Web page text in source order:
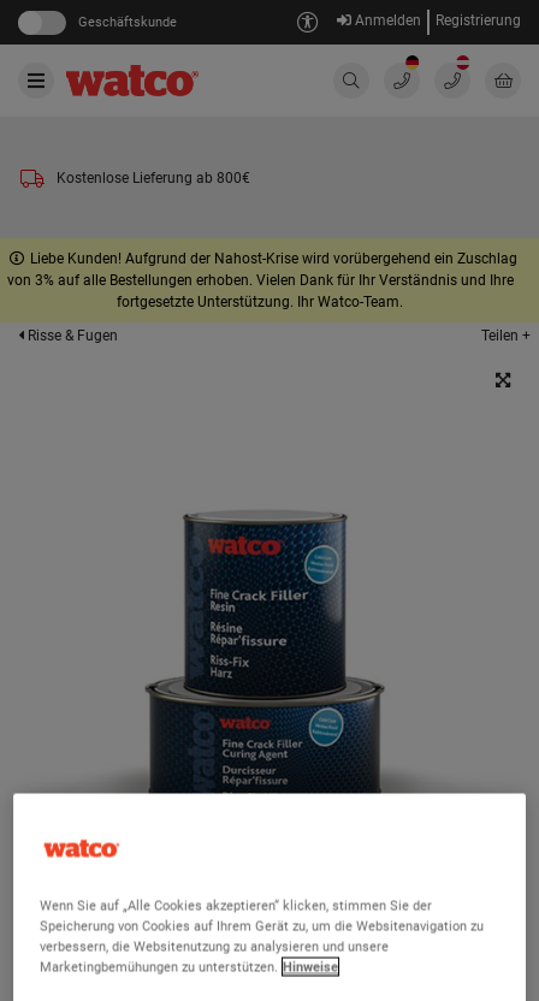
Geschäftskunde Anmelden Registrierung
Kostenlose Lieferung ab 800€
Liebe Kunden! Aufgrund der Nahost-Krise wird vorübergehend ein Zuschlag
von 3% auf alle Bestellungen erhoben. Vielen Dank für Ihr Verständnis und Ihre
fortgesetzte Unterstützung. Ihr Watco-Team.
Risse & Fugen
Teilen +
Riss-Fix kalttrocknend 500ml
Wenn Sie auf „Alle Cookies akzeptieren“ klicken, stimmen Sie der
Speicherung von Cookies auf Ihrem Gerät zu, um die Websitenavigation zu
verbessern, die Websitenutzung zu analysieren und unsere
Marketingbemühungen zu unterstützen. Hinweise